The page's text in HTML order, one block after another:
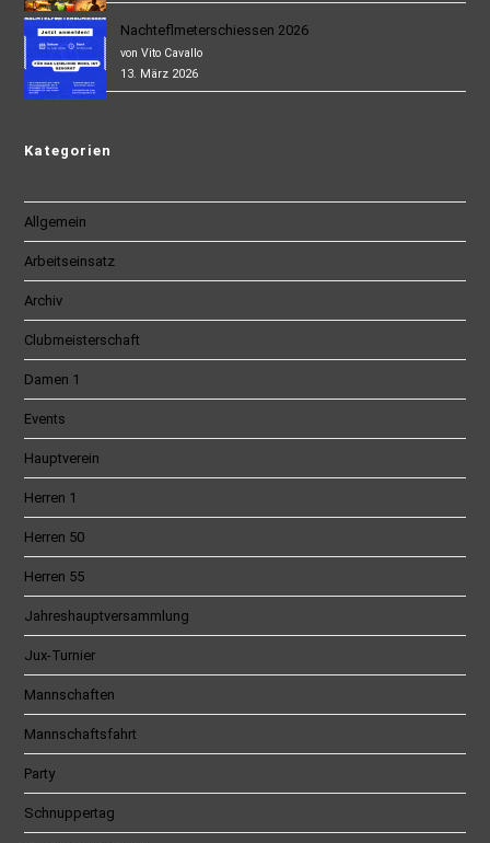
Nachteflmeterschiessen 2026
von Vito Cavallo
13. März 2026
Kategorien
Allgemein
Arbeitseinsatz
Archiv
Clubmeisterschaft
Damen 1
Events
Hauptverein
Herren 1
Herren 50
Herren 55
Jahreshauptversammlung
Jux-Turnier
Mannschaften
Mannschaftsfahrt
Party
Schnuppertag